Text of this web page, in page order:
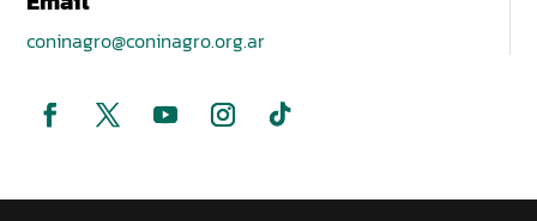
coninagro@coninagro.org.ar